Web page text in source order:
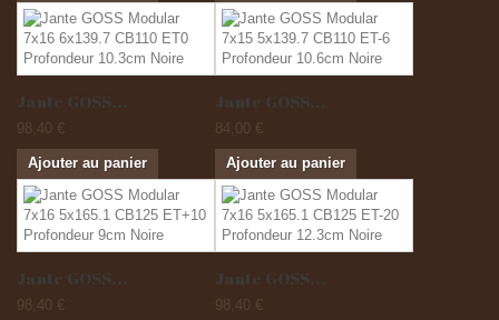
Jante GOSS...
98,40 €
Ajouter au panier
Jante GOSS...
84,00 €
Ajouter au panier
Jante GOSS...
98,40 €
Jante GOSS...
98,40 €